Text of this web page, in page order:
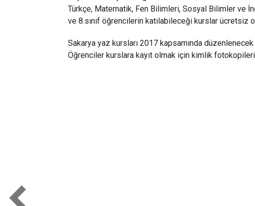
Türkçe, Matematik, Fen Bilimleri, Sosyal Bilimler ve
ve 8.sınıf öğrencilerin katılabileceği kurslar ücretsiz
Sakarya yaz kursları 2017 kapsamında
Öğrenciler kurslara kayıt olmak için kimlik